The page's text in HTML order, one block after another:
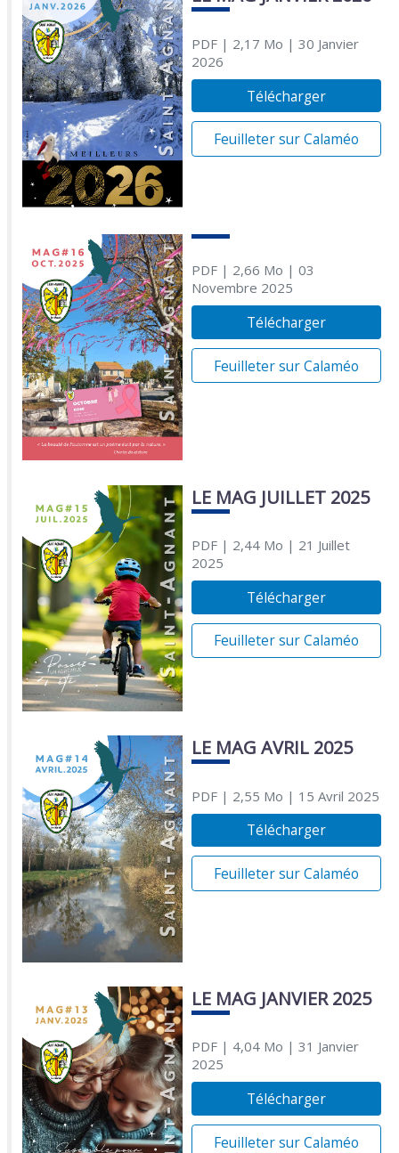
PDF| 2,17 Mo | 30 Janvier
2026
Télécharger
Feuilleter sur Calaméo
PDF| 2,66 Mo | 03
Novembre 2025
Télécharger
Feuilleter sur Calaméo
LE MAG JUILLET 2025
PDF| 2,44 Mo | 21 Juillet
2025
Télécharger
Feuilleter sur Calaméo
LE MAG AVRIL 2025
PDF| 2,55 Mo | 15 Avril 2025
Télécharger
Feuilleter sur Calaméo
LE MAG JANVIER 2025
PDF| 4,04 Mo | 31 Janvier
2025
Télécharger
Feuilleter sur Calaméo